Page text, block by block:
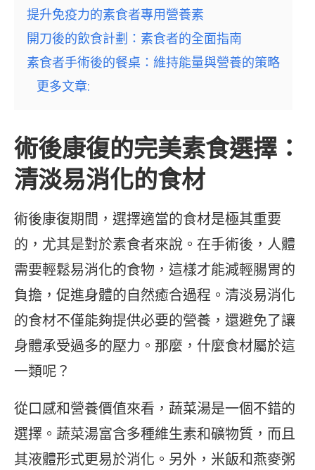
提升免疫力的素食者專用營養素
開刀後的飲食計劃：素食者的全面指南
素食者手術後的餐桌：維持能量與營養的策略
更多文章:
術後康復的完美素食選擇：
清淡易消化的食材
術後康復期間，選擇適當的食材是極其重要
的，尤其是對於素食者來說。在手術後，人體
需要輕鬆易消化的食物，這樣才能減輕腸胃的
負擔，促進身體的自然癒合過程。清淡易消化
的食材不僅能夠提供必要的營養，還避免了讓
身體承受過多的壓力。那麼，什麼食材屬於這
一類呢？
從口感和營養價值來看，蔬菜湯是一個不錯的
選擇。蔬菜湯富含多種維生素和礦物質，而且
其液體形式更易於消化。另外，米飯和燕麥粥